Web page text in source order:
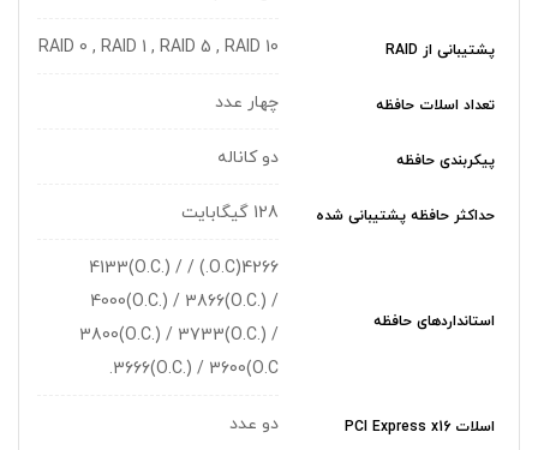
پشتیبانی از RAID RAID 0 , RAID 1 , RAID 5 , RAID 10
تعداد اسلات حافظه چهار عدد
پیکربندی حافظه دو کاناله
حداکثر حافظه پشتیبانی شده 128 گیگابایت
استانداردهای حافظه
4266(O.C.) / 4133(O.C.) /
4000(O.C.) / 3866(O.C.) /
3800(O.C.) / 3733(O.C.) /
3666(O.C.) / 3600(O.C.
اسلات PCI Express x16 دو عدد